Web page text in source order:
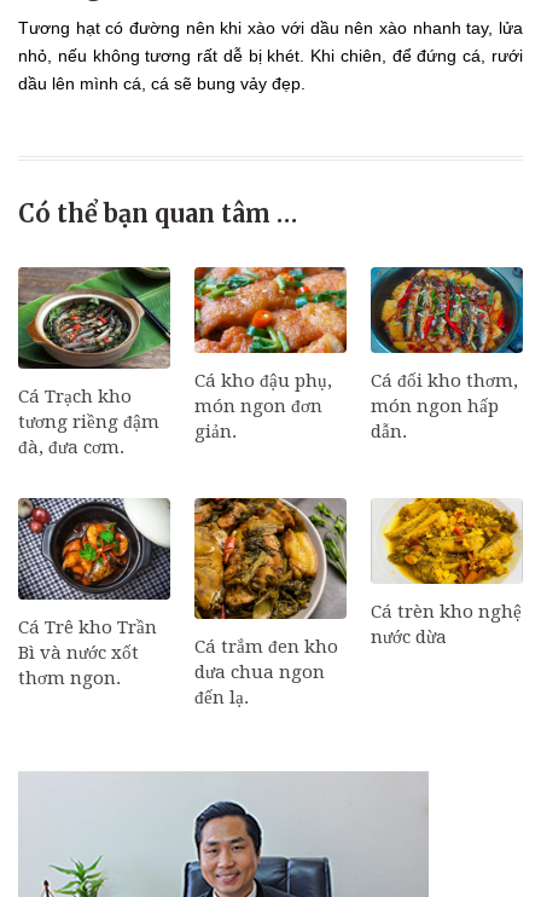
Tương hạt có đường nên khi xào với dầu nên xào nhanh tay, lửa
nhỏ, nếu không tương rất dễ bị khét. Khi chiên, để đứng cá, rưới
dầu lên mình cá, cá sẽ bung vảy đẹp.
Có thể bạn quan tâm …
Cá Trạch kho
tương riềng đậm
đà, đưa cơm.
Cá kho đậu phụ,
món ngon đơn
giản.
Cá đối kho thơm,
món ngon hấp
dẫn.
Cá Trê kho Trần
Bì và nước xốt
thơm ngon.
Cá trắm đen kho
dưa chua ngon
đến lạ.
Cá trèn kho nghệ
nước dừa